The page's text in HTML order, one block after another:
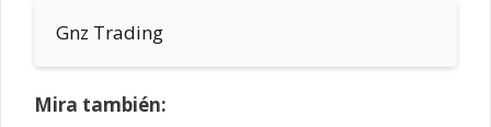
Gnz Trading
Mira también: